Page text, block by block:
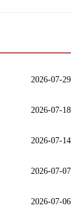
2026-07-29
2026-07-18
2026-07-14
2026-07-07
2026-07-06